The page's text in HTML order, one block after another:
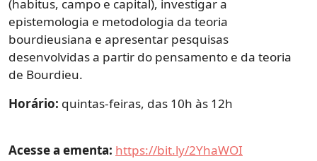
(habitus, campo e capital), investigar a
epistemologia e metodologia da teoria
bourdieusiana e apresentar pesquisas
desenvolvidas a partir do pensamento e da teoria
de Bourdieu.
Horário: quintas-feiras, das 10h às 12h
Acesse a ementa: https://bit.ly/2YhaWOI